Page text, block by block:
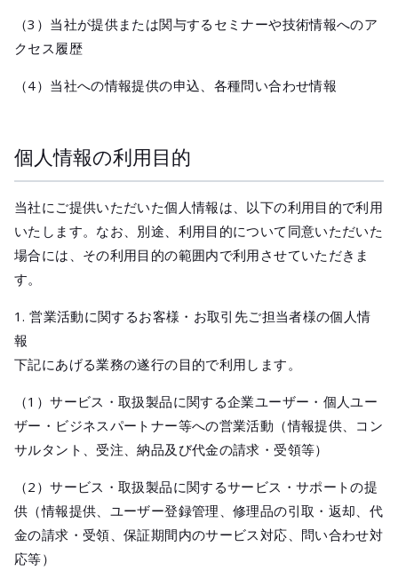
（3）当社が提供または関与するセミナーや技術情報へのア
クセス履歴
（4）当社への情報提供の申込、各種問い合わせ情報
個人情報の利用目的
当社にご提供いただいた個人情報は、以下の利用目的で利用
いたします。なお、別途、利用目的について同意いただいた
場合には、その利用目的の範囲内で利用させていただきま
す。
1. 営業活動に関するお客様・お取引先ご担当者様の個人情
報
下記にあげる業務の遂行の目的で利用します。
（1）サービス・取扱製品に関する企業ユーザー・個人ユー
ザー・ビジネスパートナー等への営業活動（情報提供、コン
サルタント、受注、納品及び代金の請求・受領等）
（2）サービス・取扱製品に関するサービス・サポートの提
供（情報提供、ユーザー登録管理、修理品の引取・返却、代
金の請求・受領、保証期間内のサービス対応、問い合わせ対
応等）